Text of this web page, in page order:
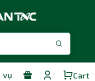
vụ Cart